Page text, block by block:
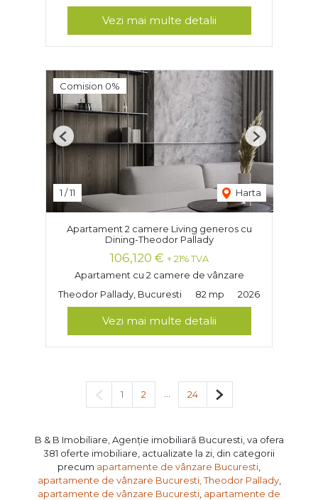
Vezi mai multe detalii
Comision 0%
1 /11 Harta
Previous Next
Apartament 2 camere Living generos cu
Dining-Theodor Pallady
106,120 € + 21% TVA
Apartament cu 2 camere de vânzare
Theodor Pallady, Bucuresti
82 mp 2026
Vezi mai multe detalii
Pagina anterioară
1 2 24 Pagina următoare
B & B Imobiliare, Agenție imobiliară Bucuresti, va ofera
381 oferte imobiliare, actualizate la zi, din categorii
precum apartamente de vânzare Bucuresti
apartamente de vânzare Bucuresti, Theodor Pallady,
apartamente de vânzare Bucuresti apartamente de